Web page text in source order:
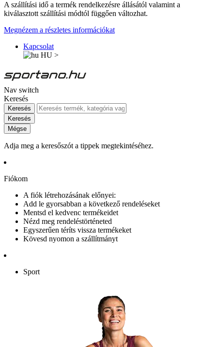
A szállítási idő a termék rendelkezésre állásától valamint a
kiválasztott szállítási módtól függően változhat.
Megnézem a részletes információkat
Kapcsolat
HU >
Nav switch
Keresés
Keresés
Keresés
Mégse
Adja meg a keresőszót a tippek megtekintéséhez.
Fiókom
A fiók létrehozásának előnyei:
Add le gyorsabban a következő rendeléseket
Mentsd el kedvenc termékeidet
Nézd meg rendeléstörténeted
Egyszerűen téríts vissza termékeket
Kövesd nyomon a szállítmányt
Sport